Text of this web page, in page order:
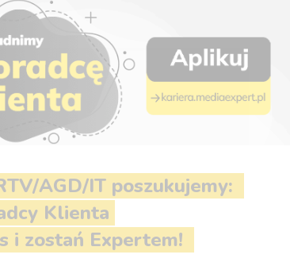
AGD/IT poszukujemy:
Klienta
i zostań Expertem!